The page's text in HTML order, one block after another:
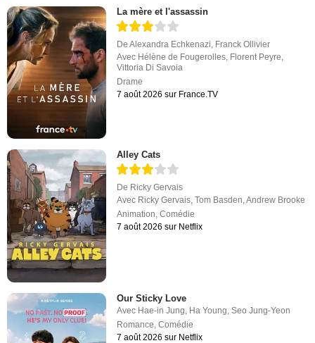
La mère et l'assassin
DeAlexandra Echkenazi, Franck Ollivier
Avec Hélène de Fougerolles, Florent Peyre,
Vittoria Di Savoia
Drame
7 août 2026 sur France.TV
Alley Cats
De Ricky Gervais
Avec Ricky Gervais,Tom Basden,Andrew Brooke
Animation,Comédie
7 août 2026 sur Netflix
Our Sticky Love
Avec Hae-in Jung Ha Young ,Seo Jung-Yeon
Romance ,Comédie
7 août 2026 sur Netflix